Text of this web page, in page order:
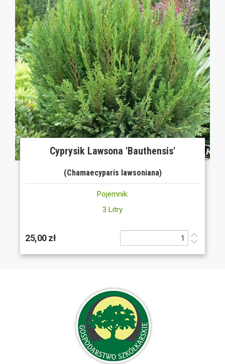
Cyprysik Lawsona 'Bauthensis'
(Chamaecyparis lawsoniana)
Pojemnik:
3 Litry
25,00 zł